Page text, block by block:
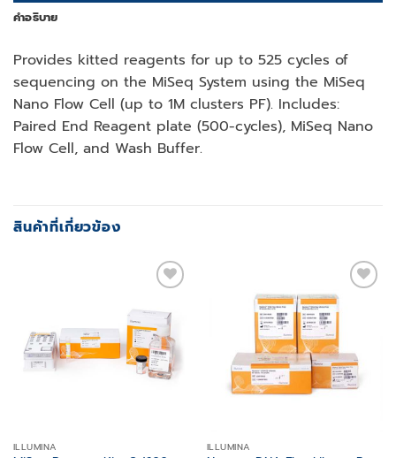
คำอธิบาย
Provides kitted reagents for up to 525 cycles of
sequencing on the MiSeq System using the MiSeq
Nano Flow Cell (up to 1M clusters PF). Includes:
Paired End Reagent plate (500-cycles), MiSeq Nano
Flow Cell, and Wash Buffer.
สินค้าที่เกี่ยวข้อง
wishlist
ILLUMINA
wishlist
ILLUMINA